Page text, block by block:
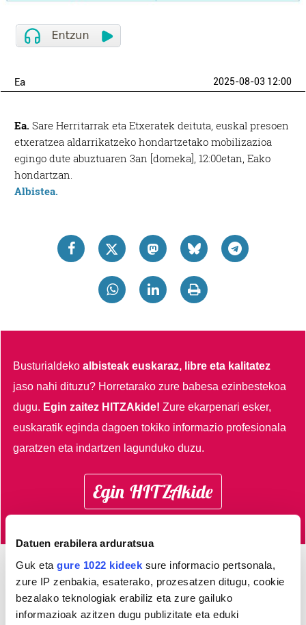
Datuen erabilera arduratsua
Guk eta gure 1022 kideek sure informacio pertsonala,
zure IP zenbakia, esaterako, prozesatzen ditugu, cookie
bezalako teknologiak erabiliz eta zure gailuko
informazioak azitzen dugu publizitate eta eduki
Ea 2025-08-03 12:00
Ea.Sare Herritarrak eta Etxeratek deituta, euskal presoen
etxeratzea aldarrikatzeko hondartzetako mobilizazioa
egingo dute abuztuaren 3an [domeka], 12:00etan, Eako
hondartzan.
Albistea.
Busturialdekoalbisteak euskaraz, libre eta kalitatez
jaso nahi dituzu? Horretarako zure babesa ezinbestekoa
dugu. Egin zaitez HITZAkide!Zure ekarpenari esker,
euskaratik eginda dagoen tokiko informazio profesionala
garatzen eta indartzen lagunduko duzu.
Egin HITZAkide
AGENDA